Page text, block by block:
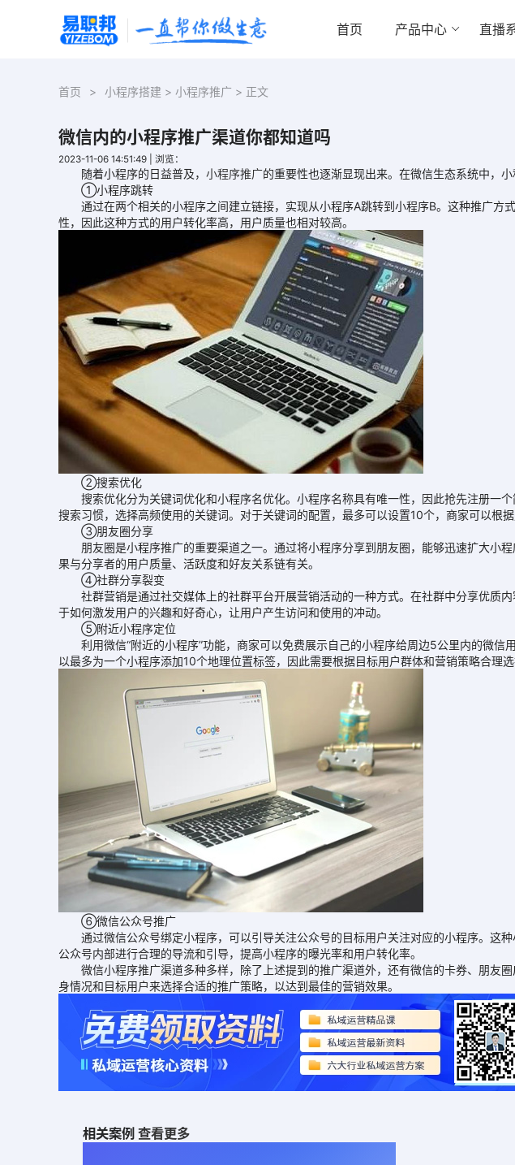
首页 产品中心 直播
首页 > 小程序搭建 > 小程序推广 > 正文
微信内的小程序推广渠道你都知道吗
2023-11-06 14:51:49 浏览：
随着小程序的日益普及， 小程序推广的重要性也逐渐显现出来。在微信生态系统中，
①小程序跳转
通过在两个相关的小程序之间建立链接，实现从小程序A跳转到小程序B。这种推广方
性，因此这种方式的用户转化率高，用户质量也相对较高。
②搜索优化
搜索优化分为关键词优化和小程序名优化。小程序名称具有唯一性，因此抢先注册一
搜索习惯，选择高频使用的关键词。对于关键词的配置，最多可以设置10个，商家可以根
③朋友圈分享
朋友圈是小程序推广的重要渠道之一。通过将小程序分享到朋友圈，能够迅速扩大小
果与分享者的用户质量、活跃度和好友关系链有关。
④社群分享裂变
社群营销是通过社交媒体上的社群平台开展营销活动的一种方式。在社群中分享优质
于如何激发用户的兴趣和好奇心，让用户产生访问和使用的冲动。
⑤附近小程序定位
利用微信“附近的小程序”功能，商家可以免费展示自己的小程序给周边5公里内的微信
以最多为一个小程序添加10个地理位置标签，因此需要根据目标用户群体和营销策略合理选
⑥微信公众号推广
通过微信公众号绑定小程序，可以引导关注公众号的目标用户关注对应的小程序。这
公众号内部进行合理的导流和引导，提高小程序的曝光率和用户转化率。
微信小程序推广渠道多种多样，除了上述提到的推广渠道外，还有微信的卡券、朋友
身情况和目标用户来选择合适的推广策略，以达到最佳的营销效果。
相关案例 查看更多